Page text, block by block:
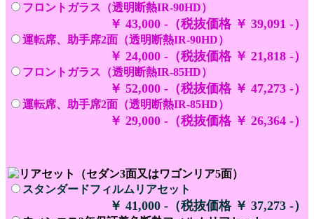
フロントガラス（透明断熱IR-90HD）
￥ 43,000 -（税抜価格 ￥ 39,091 -）
運転席、助手席2面（透明断熱IR-90HD）
￥ 24,000 -（税抜価格 ￥ 21,818 -）
フロントガラス（透明断熱IR-85HD）
￥ 52,000 -（税抜価格 ￥ 47,273 -）
運転席、助手席2面（透明断熱IR-85HD）
￥ 29,000 -（税抜価格 ￥ 26,364 -）
スタンダードフィルムリアセット
￥ 41,000 -（税抜価格 ￥ 37,273 -）